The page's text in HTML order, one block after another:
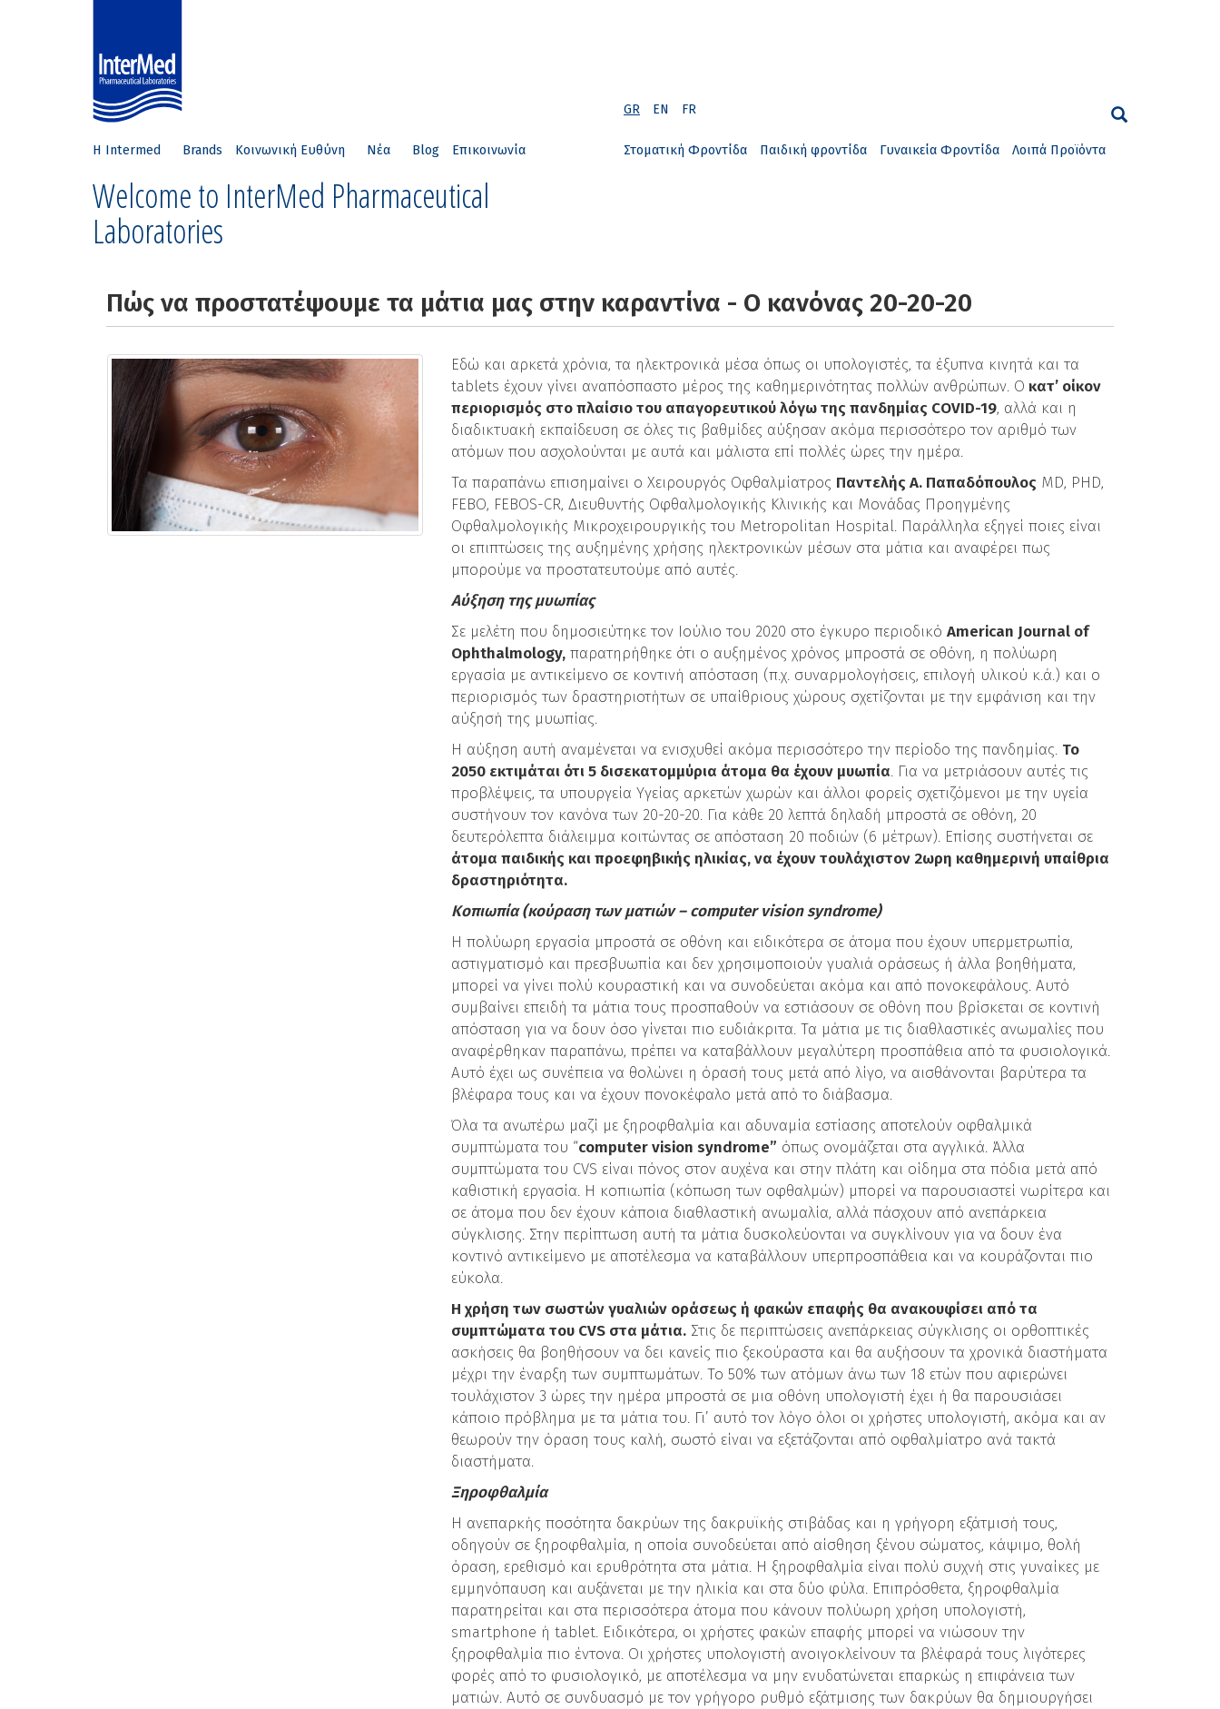
GR EN FR
Η Intermed Brands Κοινωνική Ευθύνη Νέα Blog Επικοινωνία
Welcome to InterMed Pharmaceutical
Laboratories
Στοματική Φροντίδα Παιδική φροντίδα Γυναικεία Φροντίδα Λοιπά Προϊόντα
Πώς να προστατέψουμε τα μάτια μας στην καραντίνα - Ο κανόνας 20-20-20
Εδώ και αρκετά χρόνια, τα ηλεκτρονικά μέσα όπως οι υπολογιστές, τα έξυπνα κινητά και τα
tablets έχουν γίνει αναπόσπαστο μέρος της καθημερινότητας πολλών ανθρώπων. O κατ’ οίκον
περιορισμός στο πλαίσιο του απαγορευτικού λόγω της πανδημίας COVID-19, αλλά και η
διαδικτυακή εκπαίδευση σε όλες τις βαθμίδες αύξησαν ακόμα περισσότερο τον αριθμό των
ατόμων που ασχολούνται με αυτά και μάλιστα επί πολλές ώρες την ημέρα.
Τα παραπάνω επισημαίνει ο Χειρουργός Οφθαλμίατρος Παντελής Α. Παπαδόπουλος MD, PHD,
FEBO, FEBOS-CR, Διευθυντής Οφθαλμολογικής Κλινικής και Μονάδας Προηγμένης
Οφθαλμολογικής Μικροχειρουργικής του Metropolitan Hospital. Παράλληλα εξηγεί ποιες είναι
οι επιπτώσεις της αυξημένης χρήσης ηλεκτρονικών μέσων στα μάτια και αναφέρει πως
μπορούμε να προστατευτούμε από αυτές.
Αύξηση της μυωπίας
Σε μελέτη που δημοσιεύτηκε τον Ιούλιο του 2020 στο έγκυρο περιοδικό American Journal of
Ophthalmology, παρατηρήθηκε ότι ο αυξημένος χρόνος μπροστά σε οθόνη, η πολύωρη
εργασία με αντικείμενο σε κοντινή απόσταση (π.χ. συναρμολογήσεις, επιλογή υλικού κ.ά.) και ο
περιορισμός των δραστηριοτήτων σε υπαίθριους χώρους σχετίζονται με την εμφάνιση και την
αύξησή της μυωπίας.
Η αύξηση αυτή αναμένεται να ενισχυθεί ακόμα περισσότερο την περίοδο της πανδημίας. Το
2050 εκτιμάται ότι 5 δισεκατομμύρια άτομα θα έχουν μυωπία. Για να μετριάσουν αυτές τις
προβλέψεις, τα υπουργεία Yγείας αρκετών χωρών και άλλοι φορείς σχετιζόμενοι με την υγεία
συστήνουν τον κανόνα των 20-20-20. Για κάθε 20 λεπτά δηλαδή μπροστά σε οθόνη, 20
δευτερόλεπτα διάλειμμα κοιτώντας σε απόσταση 20 ποδιών (6 μέτρων). Επίσης συστήνεται σε
άτομα παιδικής και προεφηβικής ηλικίας, να έχουν τουλάχιστον 2ωρη καθημερινή υπαίθρια
δραστηριότητα.
Κοπιωπία (κούραση των ματιών – computer vision syndrome)
Η πολύωρη εργασία μπροστά σε οθόνη και ειδικότερα σε άτομα που έχουν υπερμετρωπία,
αστιγματισμό και πρεσβυωπία και δεν χρησιμοποιούν γυαλιά οράσεως ή άλλα βοηθήματα,
μπορεί να γίνει πολύ κουραστική και να συνοδεύεται ακόμα και από πονοκεφάλους. Αυτό
συμβαίνει επειδή τα μάτια τους προσπαθούν να εστιάσουν σε οθόνη που βρίσκεται σε κοντινή
απόσταση για να δουν όσο γίνεται πιο ευδιάκριτα. Τα μάτια με τις διαθλαστικές ανωμαλίες που
αναφέρθηκαν παραπάνω, πρέπει να καταβάλλουν μεγαλύτερη προσπάθεια από τα φυσιολογικά.
Αυτό έχει ως συνέπεια να θολώνει η όρασή τους μετά από λίγο, να αισθάνονται βαρύτερα τα
βλέφαρα τους και να έχουν πονοκέφαλο μετά από το διάβασμα.
Όλα τα ανωτέρω μαζί με ξηροφθαλμία και αδυναμία εστίασης αποτελούν οφθαλμικά
συμπτώματα του “computer vision syndrome” όπως ονομάζεται στα αγγλικά. Άλλα
συμπτώματα του CVS είναι πόνος στον αυχένα και στην πλάτη και οίδημα στα πόδια μετά από
καθιστική εργασία. Η κοπιωπία (κόπωση των οφθαλμών) μπορεί να παρουσιαστεί νωρίτερα και
σε άτομα που δεν έχουν κάποια διαθλαστική ανωμαλία, αλλά πάσχουν από ανεπάρκεια
σύγκλισης. Στην περίπτωση αυτή τα μάτια δυσκολεύονται να συγκλίνουν για να δουν ένα
κοντινό αντικείμενο με αποτέλεσμα να καταβάλλουν υπερπροσπάθεια και να κουράζονται πιο
εύκολα.
Η χρήση των σωστών γυαλιών οράσεως ή φακών επαφής θα ανακουφίσει από τα
συμπτώματα του CVS στα μάτια. Στις δε περιπτώσεις ανεπάρκειας σύγκλισης οι ορθοπτικές
ασκήσεις θα βοηθήσουν να δει κανείς πιο ξεκούραστα και θα αυξήσουν τα χρονικά διαστήματα
μέχρι την έναρξη των συμπτωμάτων. Το 50% των ατόμων άνω των 18 ετών που αφιερώνει
τουλάχιστον 3 ώρες την ημέρα μπροστά σε μια οθόνη υπολογιστή έχει ή θα παρουσιάσει
κάποιο πρόβλημα με τα μάτια του. Γι’ αυτό τον λόγο όλοι οι χρήστες υπολογιστή, ακόμα και αν
θεωρούν την όραση τους καλή, σωστό είναι να εξετάζονται από οφθαλμίατρο ανά τακτά
διαστήματα.
Ξηροφθαλμία
Η ανεπαρκής ποσότητα δακρύων της δακρυϊκής στιβάδας και η γρήγορη εξάτμισή τους,
οδηγούν σε ξηροφθαλμία, η οποία συνοδεύεται από αίσθηση ξένου σώματος, κάψιμο, θολή
όραση, ερεθισμό και ερυθρότητα στα μάτια. Η ξηροφθαλμία είναι πολύ συχνή στις γυναίκες με
εμμηνόπαυση και αυξάνεται με την ηλικία και στα δύο φύλα. Επιπρόσθετα, ξηροφθαλμία
παρατηρείται και στα περισσότερα άτομα που κάνουν πολύωρη χρήση υπολογιστή,
smartphone ή tablet. Ειδικότερα, οι χρήστες φακών επαφής μπορεί να νιώσουν την
ξηροφθαλμία πιο έντονα. Οι χρήστες υπολογιστή ανοιγοκλείνουν τα βλέφαρά τους λιγότερες
φορές από το φυσιολογικό, με αποτέλεσμα να μην ενυδατώνεται επαρκώς η επιφάνεια των
ματιών. Αυτό σε συνδυασμό με τον γρήγορο ρυθμό εξάτμισης των δακρύων θα δημιουργήσει